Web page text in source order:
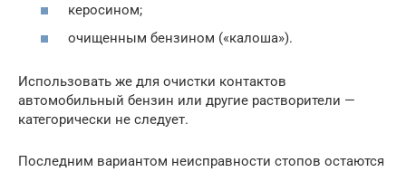
керосином;
очищенным бензином («калоша»).
Использовать же для очистки контактов
автомобильный бензин или другие растворители —
категорически не следует.
Последним вариантом неисправности стопов остаются